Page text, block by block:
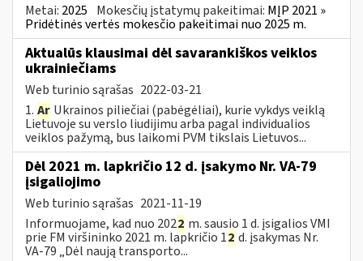
Metai: 2025 Mokesčių įstatymų pakeitimai: MĮP 2021 »
Pridėtinės vertės mokesčio pakeitimai nuo 2025 m.
Aktualūs klausimai dėl savarankiškos veiklos
ukrainiečiams
Web turinio sąrašas 2022-03-21
1. Ar Ukrainos piliečiai (pabėgėliai), kurie vykdys veiklą
Lietuvoje su verslo liudijimu arba pagal individualios
veiklos pažymą, bus laikomi PVM tikslais Lietuvos...
Dėl 2021 m. lapkričio 12 d. įsakymo Nr. VA-79
įsigaliojimo
Web turinio sąrašas 2021-11-19
Informuojame, kad nuo 2022 m. sausio 1 d. įsigalios VMI
prie FM viršininko 2021 m. lapkričio 12 d. įsakymas Nr.
VA-79 „Dėl naują transporto...